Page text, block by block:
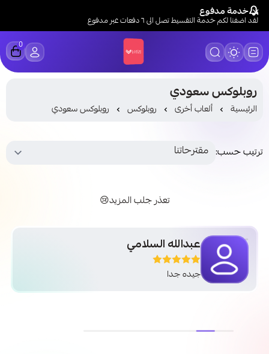
خدمة مدفوع
لقد اضفنا لكم خدمة التقسيط تصل الى ٦ دفعات عبر مدفوع
LUCK STORE
0
روبلوكس سعودي
الرئيسية ألعاب أخرى روبلوكس روبلوكس سعودي
ترتيب حسب:
تعذر جلب المزيد😢
عبدالله السلامي
جيده جدا